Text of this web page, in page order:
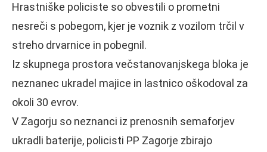
Hrastniške policiste so obvestili o prometni
nesreči s pobegom, kjer je voznik z vozilom trčil v
streho drvarnice in pobegnil.
Iz skupnega prostora večstanovanjskega bloka je
neznanec ukradel majice in lastnico oškodoval za
okoli 30 evrov.
V Zagorju so neznanci iz prenosnih semaforjev
ukradli baterije, policisti PP Zagorje zbirajo